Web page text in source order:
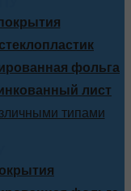
стеклопластик
фольга
лист
типами